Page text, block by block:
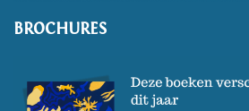
BROCHURES